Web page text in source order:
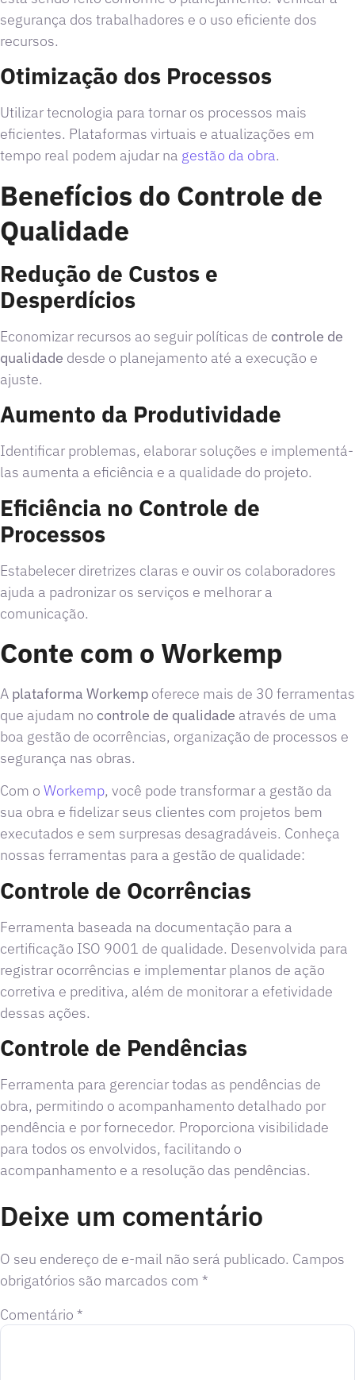
segurança dos trabalhadores e o uso eficiente dos
recursos.
Otimização dos Processos
Utilizar tecnologia para tornar os processos mais
eficientes. Plataformas virtuais e atualizações em
tempo real podem ajudar na gestão da obra.
Benefícios do Controle de
Qualidade
Redução de Custos e
Desperdícios
Economizar recursos ao seguir políticas de controle de
qualidade desde o planejamento até a execução e
ajuste.
Aumento da Produtividade
Identificar problemas, elaborar soluções e implementá-
las aumenta a eficiência e a qualidade do projeto.
Eficiência no Controle de
Processos
Estabelecer diretrizes claras e ouvir os colaboradores
ajuda a padronizar os serviços e melhorar a
comunicação.
Conte com o Workemp
A plataforma Workemp oferece mais de 30 ferramentas
que ajudam no controle de qualidade através de uma
boa gestão de ocorrências, organização de processos e
segurança nas obras.
Com o Workemp, você pode transformar a gestão da
sua obra e fidelizar seus clientes com projetos bem
executados e sem surpresas desagradáveis. Conheça
nossas ferramentas para a gestão de qualidade:
Controle de Ocorrências
Ferramenta baseada na documentação para a
certificação ISO 9001 de qualidade. Desenvolvida para
registrar ocorrências e implementar planos de ação
corretiva e preditiva, além de monitorar a efetividade
dessas ações.
Controle de Pendências
Ferramenta para gerenciar todas as pendências de
obra, permitindo o acompanhamento detalhado por
pendência e por fornecedor. Proporciona visibilidade
para todos os envolvidos, facilitando o
acompanhamento e a resolução das pendências.
Deixe um comentário
O seu endereço de e-mail não será publicado. Campos
obrigatórios são marcados com *
Comentário *